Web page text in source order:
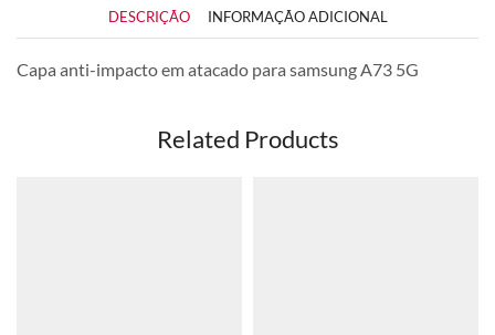
DESCRIÇÃO INFORMAÇÃO ADICIONAL
Capa anti-impacto em atacado para samsung A73 5G
Related Products